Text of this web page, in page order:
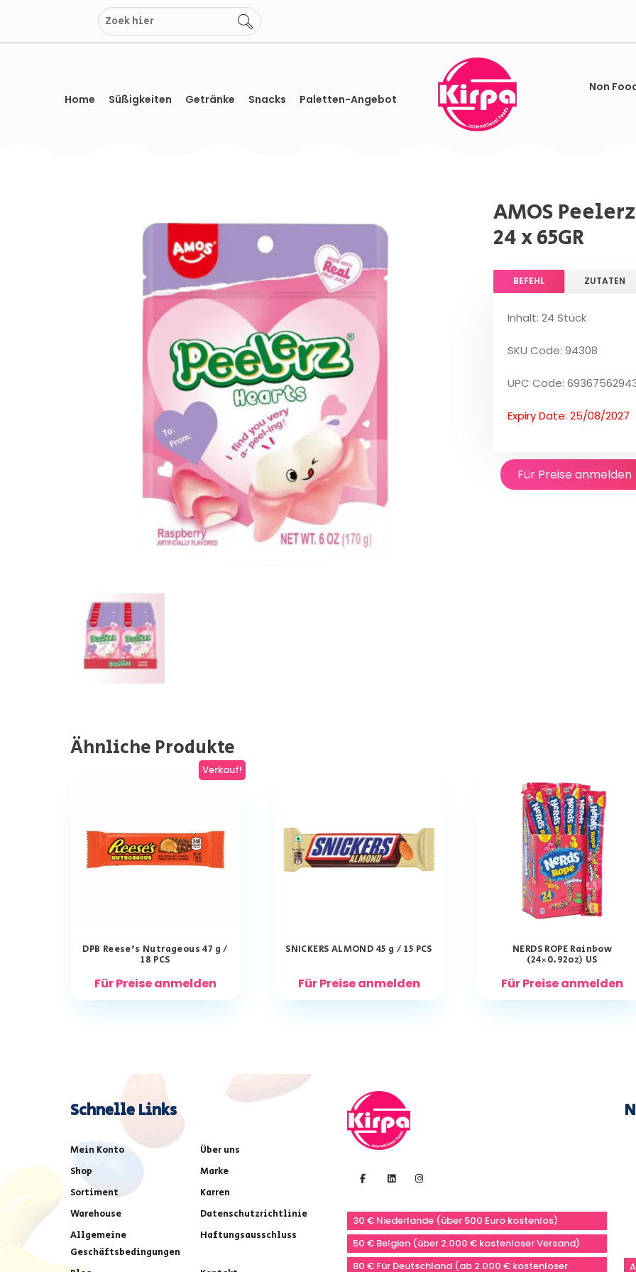
springen
Home Süßigkeiten Getränke Snacks Paletten-Angebot
Non
AMOS
24 x 65GR
BEFEHL ZUTATEN
Inhalt: 24 Stück
SKU Code: 94308
UPC Code:
Expiry Date: 25/08/2027
Für Preise anmelden
Ähnliche Produkte
Verkauf!
DPB Reese’s Nutrageous 47 g /
18 PCS
Für Preise anmelden
SNICKERS ALMOND 45 g / 15 PCS
Für Preise anmelden
NERDS ROPE Rainbow
(24×0.92oz) US
Für Preise anmelden
Schnelle Links
Mein Konto
Über uns
Shop
Marke
Sortiment
Karren
Warehouse
Datenschutzrichtlinie
Allgemeine
Geschäftsbedingungen
Haftungsausschluss
30 € Niederlande (über 500 Euro kostenlos)
50 € Belgien (über 2.000 € kostenloser Versand)
80 € Für Deutschland (ab 2.000 € kostenloser